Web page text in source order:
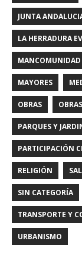
JUNTA
LA HERRADURA
MAYORES
OBRAS
PARQUES Y
PARTICIPACIÓN
RELIGIÓN
SIN CATEGORÍA
TRANSPORTE Y
URBANISMO